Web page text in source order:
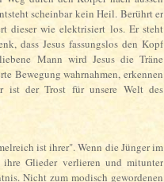
scheinbar kein Heil. Berührt er
dieser wie elektrisiert los. Er steht
dass Jesus fassungslos den Kopf
Mann wird Jesus die Träne
Bewegung wahrnahmen, erkennen
ist der Trost für unsere Welt des
ist ihrer". Wenn die Jünger im
ihre Glieder verlieren und mitunter
Nicht zum modisch gewordenen